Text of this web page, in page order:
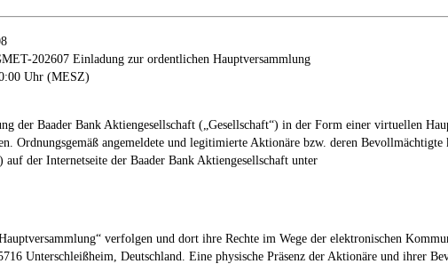
202607 Einladung zur ordentlichen Hauptversammlung
Uhr (MESZ)
der Baader Bank Aktiengesellschaft („Gesellschaft“) in der Form einer virtuellen
Ordnungsgemäß angemeldete und legitimierte Aktionäre bzw. deren
der Internetseite der Baader Bank Aktiengesellschaft unter
verfolgen und dort ihre Rechte im Wege der elektronischen
Unterschleißheim, Deutschland. Eine physische Präsenz der Aktionäre und ihrer